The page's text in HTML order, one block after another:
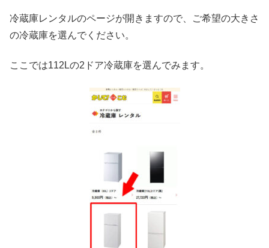
冷蔵庫レンタルのページが開きますので、ご希望の大きさ
の冷蔵庫を選んでください。
ここでは112Lの2ドア冷蔵庫を選んでみます。